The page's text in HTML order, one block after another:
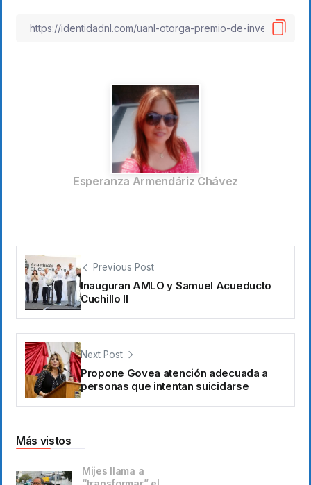
Esperanza Armendáriz Chávez
Previous Post
Inauguran AMLO y Samuel Acueducto
Cuchillo II
Next Post
Propone Govea atención adecuada a
personas que intentan suicidarse
Más vistos
Mijes llama a